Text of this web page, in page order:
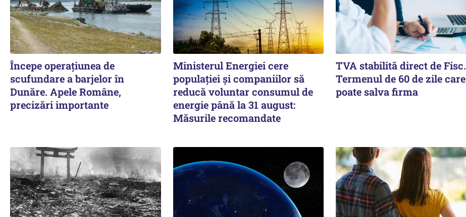
Începe operațiunea de
scufundare a barjelor în
Dunăre. Apele Române,
precizări importante
Ministerul Energiei cere
populației și companiilor să
reducă voluntar consumul de
energie până la 31 august:
Măsurile recomandate
TVA stabilită direct de Fisc.
Termenul de 60 de zile care
poate salva firma